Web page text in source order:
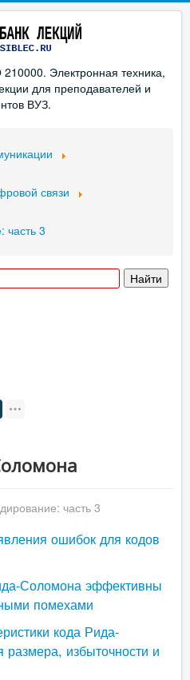
Электронная техника,
для преподавателей и
ВУЗ.
связи
часть 3
часть 3
ошибок для кодов
Соломона эффективны
помехами
кода Рида-
избыточности и